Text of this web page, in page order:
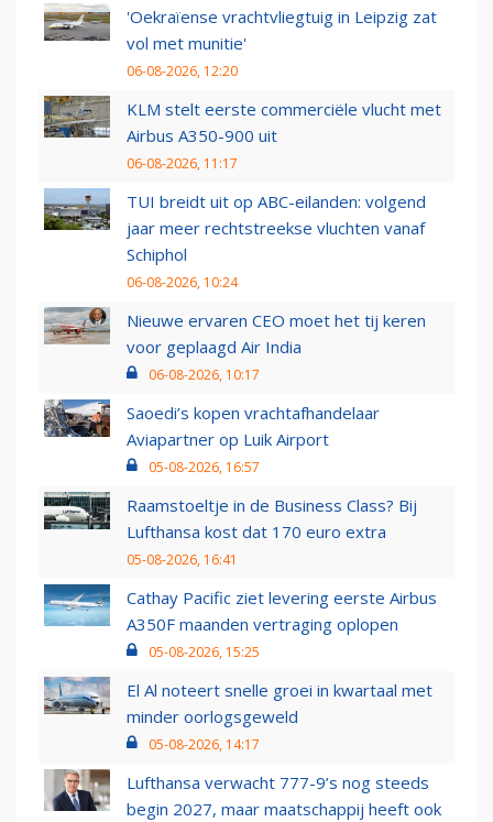
'Oekraïense vrachtvliegtuig in Leipzig zat
vol met munitie'
06-08-2026, 12:20
KLM stelt eerste commerciële vlucht met
Airbus A350-900 uit
06-08-2026, 11:17
TUI breidt uit op ABC-eilanden: volgend
jaar meer rechtstreekse vluchten vanaf
Schiphol
06-08-2026, 10:24
Nieuwe ervaren CEO moet het tij keren
voor geplaagd Air India
06-08-2026, 10:17
Saoedi’s kopen vrachtafhandelaar
Aviapartner op Luik Airport
05-08-2026, 16:57
Raamstoeltje in de Business Class? Bij
Lufthansa kost dat 170 euro extra
05-08-2026, 16:41
Cathay Pacific ziet levering eerste Airbus
A350F maanden vertraging oplopen
05-08-2026, 15:25
El Al noteert snelle groei in kwartaal met
minder oorlogsgeweld
05-08-2026, 14:17
Lufthansa verwacht 777-9’s nog steeds
begin 2027, maar maatschappij heeft ook